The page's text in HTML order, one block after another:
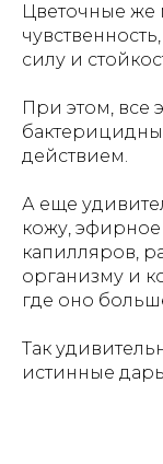
Цветочные же
силу и
При этом, все
действием.
А еще
кожу, эфирное
капилляров,
организму и
где оно
Так
истинные